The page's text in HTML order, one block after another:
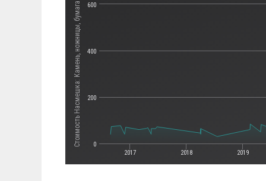
Стоимость Насмешка: Камень, ножницы, бумага
2017 2018 2019
0
200
400
600